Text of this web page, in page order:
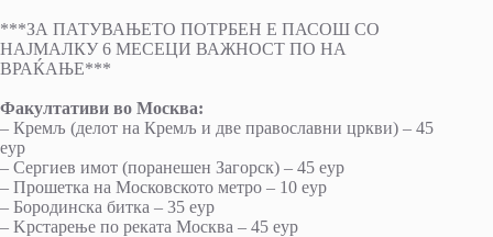
***ЗА ПАТУВАЊЕТО ПОТРБЕН Е ПАСОШ СО
НАЈМАЛКУ 6 МЕСЕЦИ ВАЖНОСТ ПО НА
ВРАЌАЊЕ***
Факултативи во Москва:
– Кремљ (делот на Кремљ и две православни цркви) – 45
еур
– Сергиев имот (поранешен Загорск) – 45 еур
– Прошетка на Московското метро – 10 еур
– Бородинска битка – 35 еур
– Kрстарење по реката Москва – 45 еур